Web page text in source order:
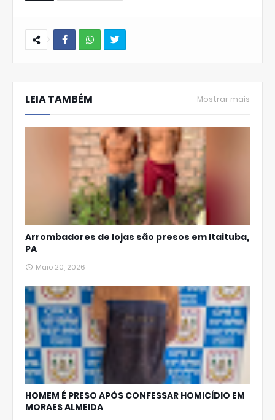
hats
Ap
LEIA TAMBÉM Mostrar mais
Arrombadores de lojas são presos em Itaituba,
PA
Maio 20, 2026
HOMEM É PRESO APÓS CONFESSAR HOMICÍDIO EM
MORAES ALMEIDA